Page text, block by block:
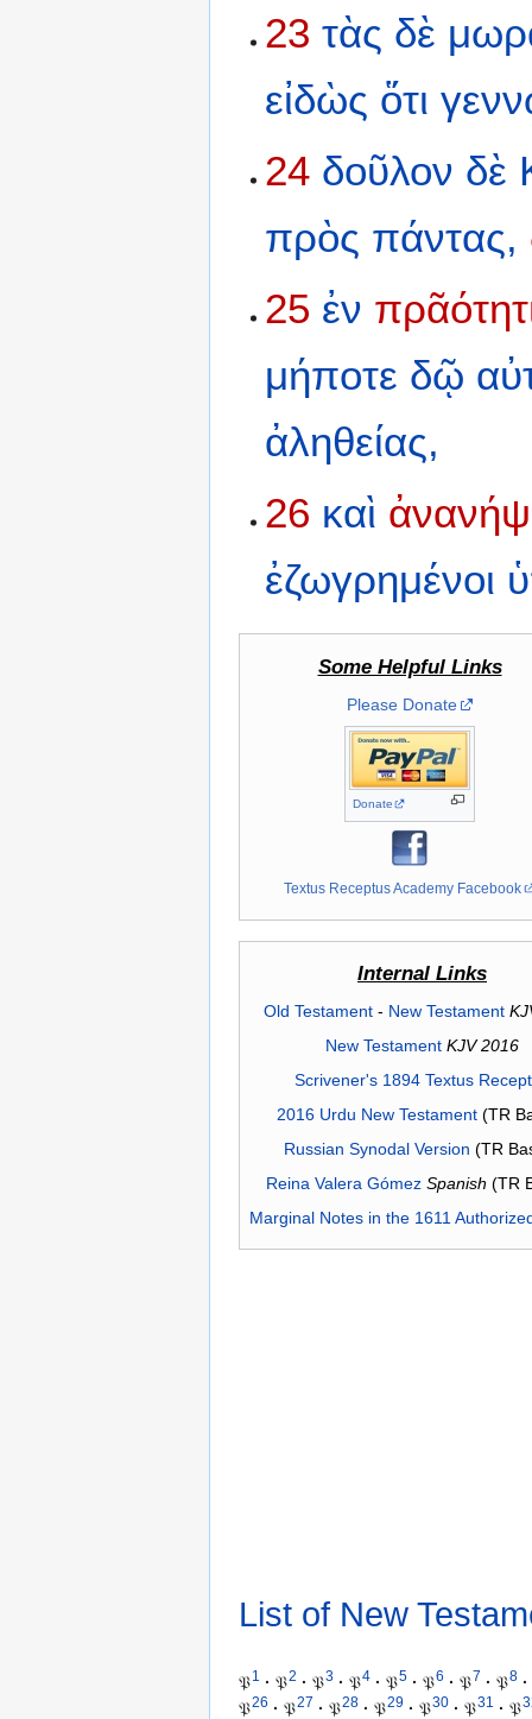
23 τὰς δὲ
εἰδὼς ὅτι
24 δοῦλον δὲ
πρὸς πάντας,
25 ἐν
μήποτε δῷ
ἀληθείας,
26 καὶ
ἐζωγρημένοι
Some Helpful Links
Please Donate
Donate
Textus Receptus Academy Facebook
Internal Links
Old Testament- New Testament
New Testament KJV 2016
Scrivener's 1894 Textus
2016 Urdu New Testament(TR
Russian Synodal Version (TR
Reina Valera Gómez Spanish (TR
Marginal Notes in the 1611
List of New
𝔓1 · 𝔓2 · 𝔓3 · 𝔓4 · 𝔓5 · 𝔓6 · 𝔓7 · 𝔓8 ·
𝔓26 · 𝔓27 · 𝔓28 · 𝔓29 · 𝔓30 · 𝔓31 · 𝔓